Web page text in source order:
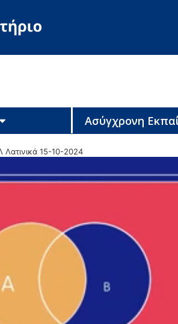
Ασύγχρονη
Λατινικά 15-10-2024